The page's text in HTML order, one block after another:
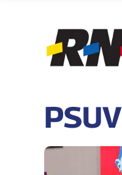
PSUV